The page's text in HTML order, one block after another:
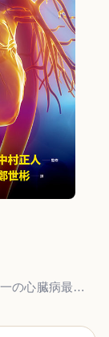
徹底対策シリーズ図解でわかる心臓病: 世界一の心臓病最新治療が手に取るようによくわかる